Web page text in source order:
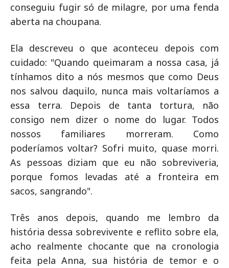
conseguiu fugir só de milagre, por uma fenda
aberta na choupana.
Ela descreveu o que aconteceu depois com
cuidado: "Quando queimaram a nossa casa, já
tínhamos dito a nós mesmos que como Deus
nos salvou daquilo, nunca mais voltaríamos a
essa terra. Depois de tanta tortura, não
consigo nem dizer o nome do lugar. Todos
nossos familiares morreram. Como
poderíamos voltar? Sofri muito, quase morri.
As pessoas diziam que eu não sobreviveria,
porque fomos levadas até a fronteira em
sacos, sangrando".
Três anos depois, quando me lembro da
história dessa sobrevivente e reflito sobre ela,
acho realmente chocante que na cronologia
feita pela Anna, sua história de temor e o